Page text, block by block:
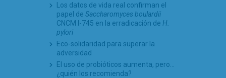
Los datos de vida real confirman el
papel de Saccharomyces boulardii
CNCM I-745 en la erradicación de H.
pylori
Eco-solidaridad para superar la
adversidad
El uso de probióticos aumenta, pero…
¿quién los recomienda?